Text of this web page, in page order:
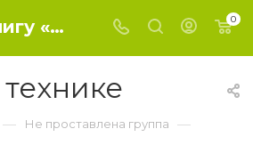
Купить книгу «Сказки о технике» 2020 г. , Пермяк Е.А. - Не проставлена группа 0
— Не проставлена группа —